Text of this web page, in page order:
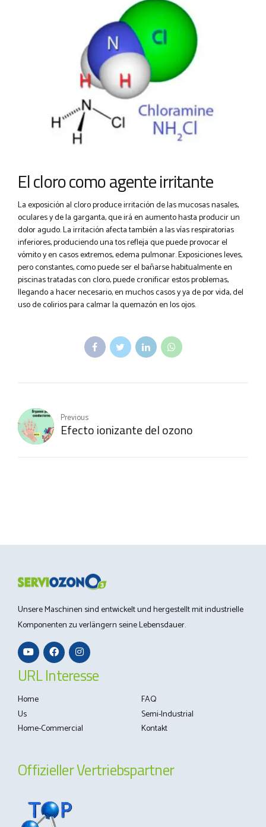
El cloro como agente irritante
La exposición al cloro produce irritación de las mucosas nasales,
oculares y de la garganta, que irá en aumento hasta producir un
dolor agudo. La irritación afecta también a las vías respiratorias
inferiores, produciendo una tos refleja que puede provocar el
vómito y en casos extremos, edema pulmonar. Exposiciones leves,
pero constantes, como puede ser el bañarse habitualmente en
piscinas tratadas con cloro, puede cronificar estos problemas,
llegando a hacer necesario, en muchos casos y ya de por vida, del
uso de colirios para calmar la quemazón en los ojos.
Previous
Efecto ionizante del ozono
Unsere Maschinen sind entwickelt und hergestellt mit industrielle
Komponenten zu verlängern seine Lebensdauer.
URL Interesse
Home
FAQ
Us
Semi-Industrial
Home-Commercial
Kontakt
Offizieller Vertriebspartner